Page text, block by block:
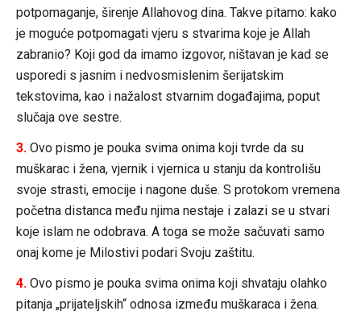
potpomaganje, širenje Allahovog dina. Takve pitamo: kako
je moguće potpomagati vjeru s stvarima koje je Allah
zabranio? Koji god da imamo izgovor, ništavan je kad se
usporedi s jasnim i nedvosmislenim šerijatskim
tekstovima, kao i nažalost stvarnim događajima, poput
slučaja ove sestre.
3.Ovo pismo je pouka svima onima koji tvrde da su
muškarac i žena, vjernik i vjernica u stanju da kontrolišu
svoje strasti, emocije i nagone duše. S protokom vremena
početna distanca među njima nestaje i zalazi se u stvari
koje islam ne odobrava. A toga se može sačuvati samo
onaj kome je Milostivi podari Svoju zaštitu.
4. Ovo pismo je pouka svima onima koji shvataju olahko
pitanja „prijateljskih“ odnosa između muškaraca i žena.